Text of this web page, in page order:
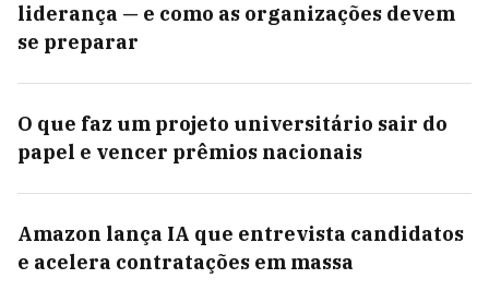
liderança — e como as organizações devem
se preparar
O que faz um projeto universitário sair do
papel e vencer prêmios nacionais
Amazon lança IA que entrevista candidatos
e acelera contratações em massa